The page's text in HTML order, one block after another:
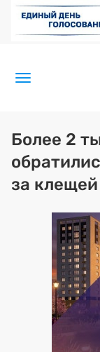
Более 2
за клещей